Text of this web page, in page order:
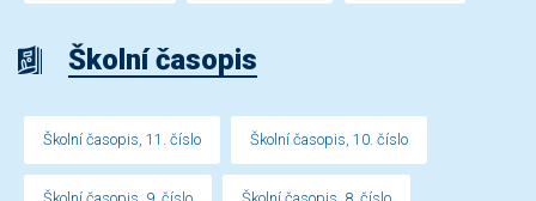
Školní časopis
Školní časopis, 11. číslo Školní časopis, 10. číslo